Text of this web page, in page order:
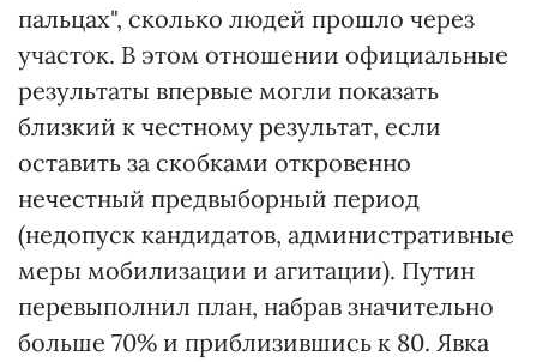
пальцах", сколько людей прошло через
участок. В этом отношении официальные
результаты впервые могли показать
близкий к честному результат, если
оставить за скобками откровенно
нечестный предвыборный период
(недопуск кандидатов, административные
меры мобилизации и агитации). Путин
перевыполнил план, набрав значительно
больше 70% и приблизившись к 80. Явка